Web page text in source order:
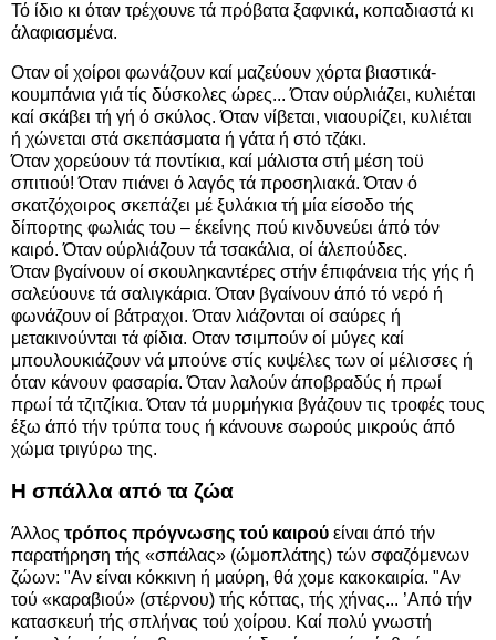
Τό ίδιο κι όταν τρέχουνε τά πρόβατα ξαφνικά, κοπαδιαστά κι
άλαφιασμένα.
Οταν οί χοίροι φωνάζουν καί μαζεύουν χόρτα βιαστικά-
κουμπάνια γιά τίς δύσκολες ώρες... Όταν ούρλιάζει, κυλιέται
καί σκάβει τή γή ό σκύλος. Όταν νίβεται, νιαουρίζει, κυλιέται
ή χώνεται στά σκεπάσματα ή γάτα ή στό τζάκι.
Όταν χορεύουν τά ποντίκια, καί μάλιστα στή μέση τοϋ
σπιτιού! Όταν πιάνει ό λαγός τά προσηλιακά. Όταν ό
σκατζόχοιρος σκεπάζει μέ ξυλάκια τή μία είσοδο τής
δίπορτης φωλιάς του – έκείνης πού κινδυνεύει άπό τόν
καιρό. Όταν ούρλιάζουν τά τσακάλια, οί άλεπούδες.
Όταν βγαίνουν οί σκουληκαντέρες στήν έπιφάνεια τής γής ή
σαλεύουνε τά σαλιγκάρια. Όταν βγαίνουν άπό τό νερό ή
φωνάζουν οί βάτραχοι. Όταν λιάζονται οί σαύρες ή
μετακινούνται τά φίδια. Οταν τσιμπούν οί μύγες καί
μπουλουκιάζουν νά μπούνε στίς κυψέλες των οί μέλισσες ή
όταν κάνουν φασαρία. Όταν λαλούν άποβραδύς ή πρωί
πρωί τά τζιτζίκια. Όταν τά μυρμήγκια βγάζουν τις τροφές τους
έξω άπό τήν τρύπα τους ή κάνουνε σωρούς μικρούς άπό
χώμα τριγύρω της.
Η σπάλλα από τα ζώα
Άλλος τρόπος πρόγνωσης τού καιρού είναι άπό τήν
παρατήρηση τής «σπάλας» (ώμοπλάτης) τών σφαζόμενων
ζώων: "Αν είναι κόκκινη ή μαύρη, θά χομε κακοκαιρία. "Αν
τού «καραβιού» (στέρνου) τής κόττας, τής χήνας... ’Από τήν
κατασκευή τής σπλήνας τού χοίρου. Καί πολύ γνωστή